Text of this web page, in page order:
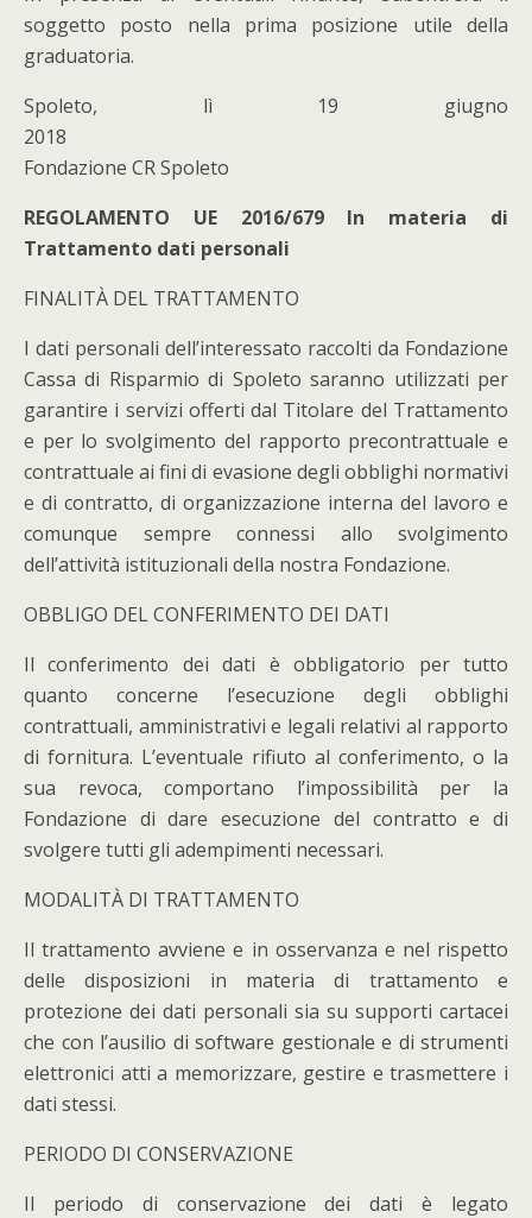
soggetto posto nella prima posizione utile della
graduatoria.
Spoleto, lì 19 giugno
2018
Fondazione CR Spoleto
REGOLAMENTO UE 2016/679 In materia di
Trattamento dati personali
FINALITÀ DEL TRATTAMENTO
I dati personali dell’interessato raccolti da Fondazione
Cassa di Risparmio di Spoleto saranno utilizzati per
garantire i servizi offerti dal Titolare del Trattamento
e per lo svolgimento del rapporto precontrattuale e
contrattuale ai fini di evasione degli obblighi normativi
e di contratto, di organizzazione interna del lavoro e
comunque sempre connessi allo svolgimento
dell’attività istituzionali della nostra Fondazione.
OBBLIGO DEL CONFERIMENTO DEI DATI
Il conferimento dei dati è obbligatorio per tutto
quanto concerne l’esecuzione degli obblighi
contrattuali, amministrativi e legali relativi al rapporto
di fornitura. L’eventuale rifiuto al conferimento, o la
sua revoca, comportano l’impossibilità per la
Fondazione di dare esecuzione del contratto e di
svolgere tutti gli adempimenti necessari.
MODALITÀ DI TRATTAMENTO
Il trattamento avviene e in osservanza e nel rispetto
delle disposizioni in materia di trattamento e
protezione dei dati personali sia su supporti cartacei
che con l’ausilio di software gestionale e di strumenti
elettronici atti a memorizzare, gestire e trasmettere i
dati stessi.
PERIODO DI CONSERVAZIONE
Il periodo di conservazione dei dati è legato